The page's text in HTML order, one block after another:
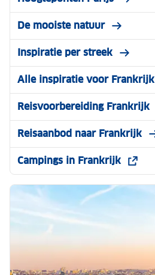
De mooiste natuur
Inspiratie per streek
Alle inspiratie voor Frankrijk
Reisvoorbereiding Frankrijk
Reisaanbod naar Frankrijk
Campings in Frankrijk